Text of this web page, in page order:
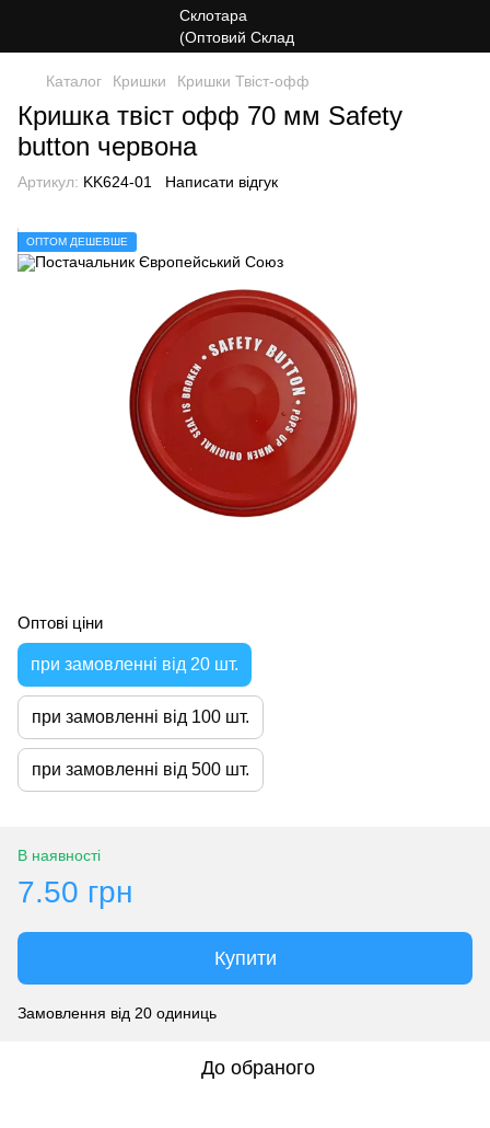
Каталог Кришки Кришки Твіст-офф
Кришка твіст офф 70 мм Safety
button червона
Артикул: KK624-01 Написати відгук
ОПТОМ ДЕШЕВШЕ
Оптові ціни
при замовленні від 20 шт.
при замовленні від 100 шт.
при замовленні від 500 шт.
В наявності
7.50 грн
Купити
Замовлення від 20 одиниць
До обраного